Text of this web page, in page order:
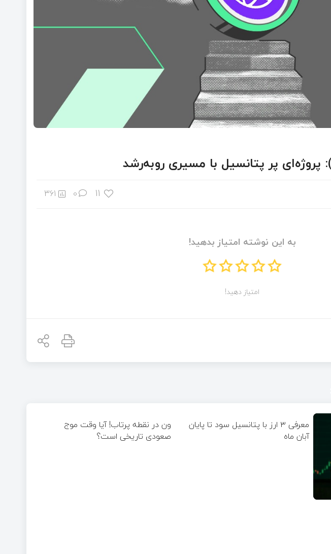
11
0
361
به این نوشته امتیاز بدهید!
امتیاز دهید!
معرفی ۳ ارز با پتانسیل سود تا پایان
آبان ماه
ون در نقطه پرتاب! آیا وقت موج
صعودی تاریخی است؟